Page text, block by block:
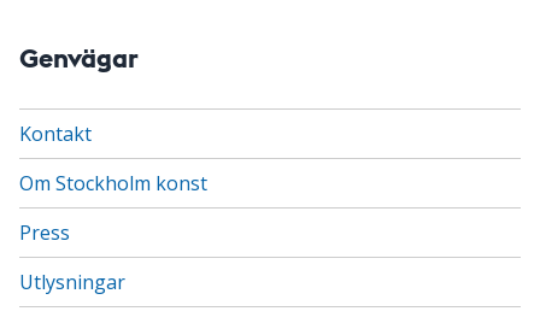
Genvägar
Kontakt
Om Stockholm konst
Press
Utlysningar